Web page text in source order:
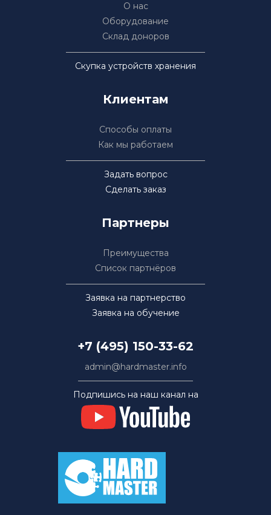
О нас
Оборудование
Склад доноров
Скупка устройств хранения
Клиентам
Способы оплаты
Как мы работаем
Задать вопрос
Сделать заказ
Партнеры
Преимущества
Список партнёров
Заявка на партнерство
Заявка на обучение
+7 (495) 150-33-62
admin@hardmaster.info
Подпишись на наш канал на